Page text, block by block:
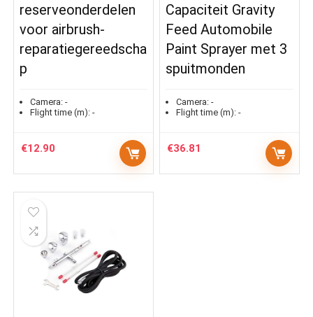
reserveonderdelen
voor airbrush-
reparatiegereedscha
p
Camera: -
Flight time (m): -
€12.90
Capaciteit Gravity
Feed Automobile
Paint Sprayer met 3
spuitmonden
Camera: -
Flight time (m): -
€36.81